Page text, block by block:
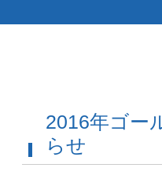
2016年ゴー
らせ